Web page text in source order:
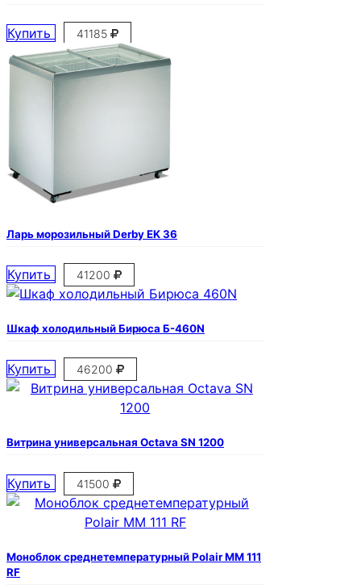
Купить 41185
Ларь морозильный Derby EK 36
Купить 41200
Шкаф холодильный Бирюса Б-460N
Купить 46200
Витрина универсальная Octava SN 1200
Купить 41500
Моноблок среднетемпературный Polair MM 111
RF